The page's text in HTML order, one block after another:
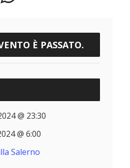
È PASSATO.
@ 23:30
@ 6:00
Salerno